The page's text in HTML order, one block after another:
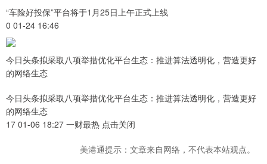
“车险好投保”平台将于1月25日上午正式上线
0 01-24 16:46
今日头条拟采取八项举措优化平台生态：推进算法透明化，营造更好
的网络生态
今日头条拟采取八项举措优化平台生态：推进算法透明化，营造更好
的网络生态
17 01-06 18:27 一财最热 点击关闭
美港通提示：文章来自网络，不代表本站观点。